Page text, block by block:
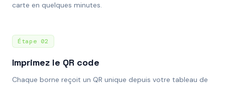
carte en quelques minutes.
Étape 02
Imprimez le QR code
Chaque borne reçoit un QR unique depuis votre tableau de